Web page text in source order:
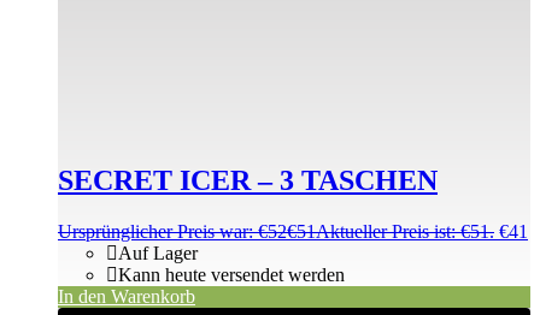
SECRET ICER – 3 TASCHEN
Ursprünglicher Preis war: €52€51Aktueller Preis ist: €51. €41
Auf Lager
Kann heute versendet werden
In den Warenkorb